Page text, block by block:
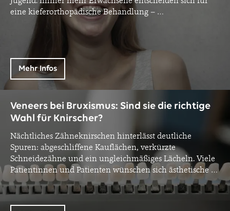
eine kieferorthopädische Behandlung – …
Mehr Infos
Veneers bei Bruxismus: Sind sie die richtige
Wahl für Knirscher?
Nächtliches Zähneknirschen hinterlässt deutliche
Spuren: abgeschliffene Kauflächen, verkürzte
Schneidezähne und ein ungleichmäßiges Lächeln. Viele
Patientinnen und Patienten wünschen sich ästhetische …